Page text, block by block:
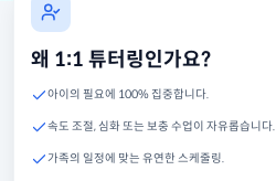
왜 1:1 튜터링인가요?
아이의 필요에 100% 집중합니다.
속도 조절, 심화 또는 보충 수업이 자유롭습니다.
가족의 일정에 맞는 유연한 스케줄링.